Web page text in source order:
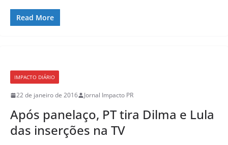
Read More
IMPACTO DIÁRIO
22 de janeiro de 2016 Jornal Impacto PR
Após panelaço, PT tira Dilma e Lula
das inserções na TV